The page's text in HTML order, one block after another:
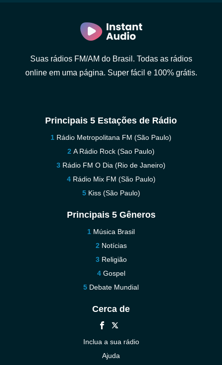
Suas rádios FM/AM do Brasil. Todas as rádios
online em uma página. Super fácil e 100% grátis.
Principais 5 Estações de Rádio
Rádio Metropolitana FM (São Paulo)
A Rádio Rock (Sao Paulo)
Rádio FM O Dia (Rio de Janeiro)
Rádio Mix FM (São Paulo)
Kiss (São Paulo)
Principais 5 Gêneros
Música Brasil
Notícias
Religião
Gospel
Debate Mundial
Cerca de
Inclua a sua rádio
Ajuda